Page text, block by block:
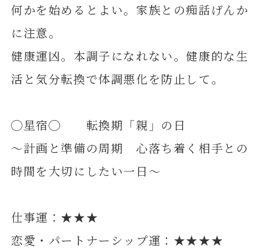
何かを始めるとよい。家族との痴話げんか
に注意。
健康運凶。本調子になれない。健康的な生
活と気分転換で体調悪化を防止して。
◯星宿◯ 転換期「親」の日
～計画と準備の周期 心落ち着く相手との
時間を大切にしたい一日～
仕事運：★★★
恋愛・パートナーシップ運：★★★★